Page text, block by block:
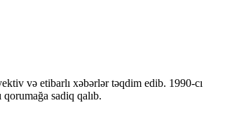
və etibarlı xəbərlər təqdim edib. 1990-cı
sadiq qalıb.